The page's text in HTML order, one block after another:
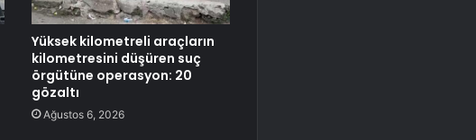
Yüksek kilometreli araçların
kilometresini düşüren suç
örgütüne operasyon: 20
gözaltı
Ağustos 6, 2026